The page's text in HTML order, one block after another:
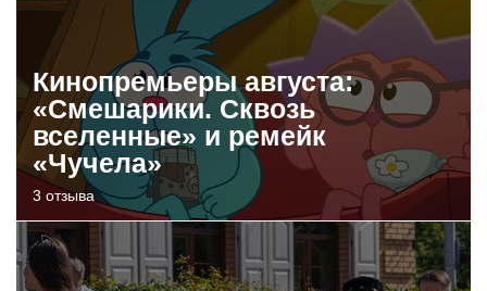
Кинопремьеры августа:
«Смешарики. Сквозь
вселенные» и ремейк
«Чучела»
3 отзыва